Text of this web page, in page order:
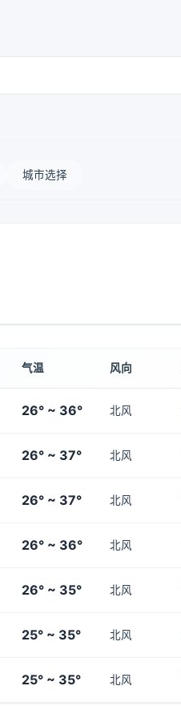
城市选择
气温 风向
26° ~ 36° 北风
26° ~ 37° 北风
26° ~ 37° 北风
26° ~ 36° 北风
26° ~ 35° 北风
25° ~ 35° 北风
25° ~ 35° 北风